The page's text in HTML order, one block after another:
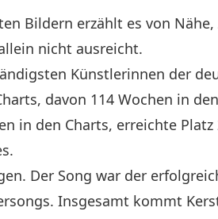
Bildern erzählt es von
nicht ausreicht.
Künstlerinnen der
davon 114 Wochen in
in den Charts, erreichte
Der Song war der
Insgesamt kommt